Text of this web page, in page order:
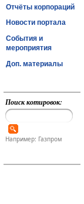
Отчёты корпораций
Новости портала
События и
мероприятия
Доп. материалы
Поиск котировок:
Например: Газпром